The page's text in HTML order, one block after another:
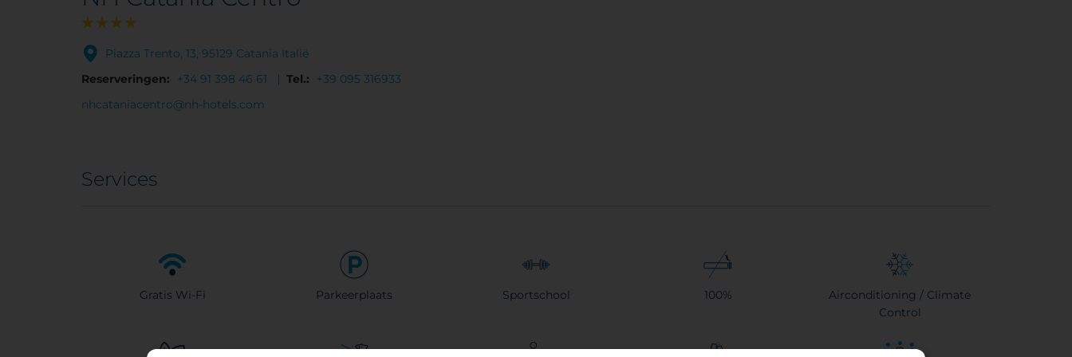
Piazza Trento, 13, 95129 Catania Italië
Reserveringen:
+34 91 398 46 61 Tel.:
+39 095 316933
nhcataniacentro@nh-hotels.com
Services
Gratis Wi-Fi Parkeerplaats Sportschool 100%
Airconditioning / Climate
Control